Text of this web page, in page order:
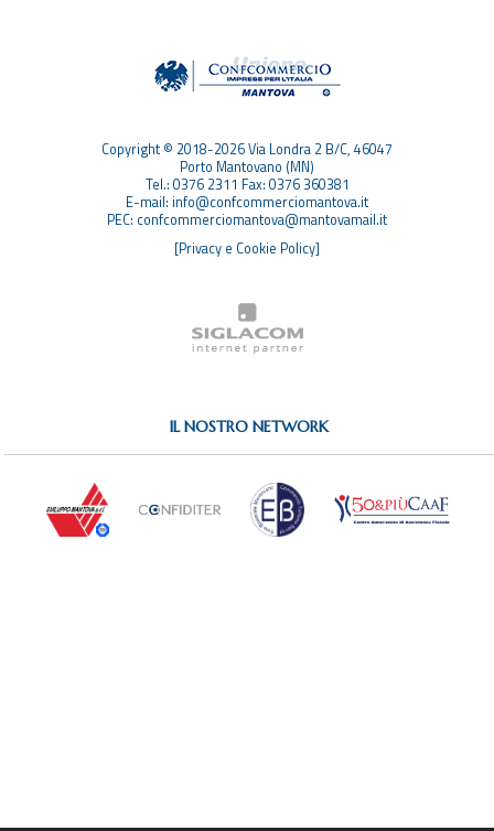
Copyright © 2018-2026 Via Londra 2 B/C, 46047
Porto Mantovano (MN)
Tel.: 0376 2311 Fax: 0376 360381
E-mail: info@confcommerciomantova.it
PEC: confcommerciomantova@mantovamail.it
[Privacy e Cookie Policy]
IL NOSTRO NETWORK